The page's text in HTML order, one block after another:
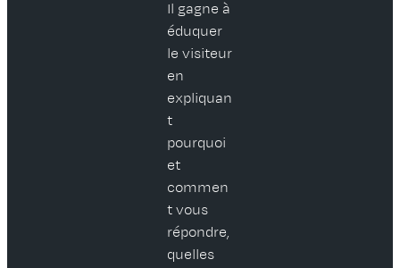
Il gagne à
éduquer
le visiteur
en
expliquan
t
pourquoi
et
commen
t vous
répondre,
quelles